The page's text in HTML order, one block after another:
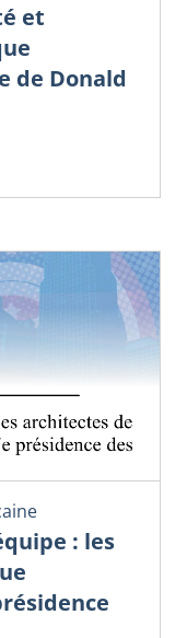
et
de Donald
: les